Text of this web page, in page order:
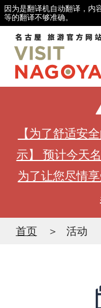
因为是翻译机自动翻译，内
等的翻译不够准确。
【为了舒适安
示】 预计今天
为了让您尽情
首页 活动